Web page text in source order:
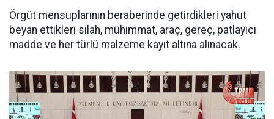
Örgüt mensuplarının beraberinde getirdikleri yahut
beyan ettikleri silah, mühimmat, araç, gereç, patlayıcı
madde ve her türlü malzeme kayıt altına alınacak.